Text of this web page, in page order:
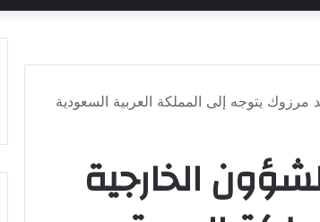
يتوجه إلى المملكة العربية السعودية
الخارجية